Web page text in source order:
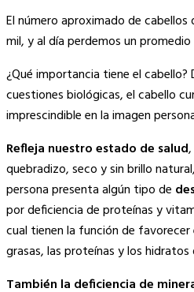
El número aproximado de cabellos
mil, y al día perdemos un promedio
¿Qué importancia tiene el cabello?
cuestiones biológicas, el cabello
imprescindible en la imagen
Refleja nuestro estado de salud
quebradizo, seco y sin brillo
persona presenta algún tipo de
por deficiencia de proteínas y
cual tienen la función de
grasas, las proteínas y los hidratos
También la deficiencia de